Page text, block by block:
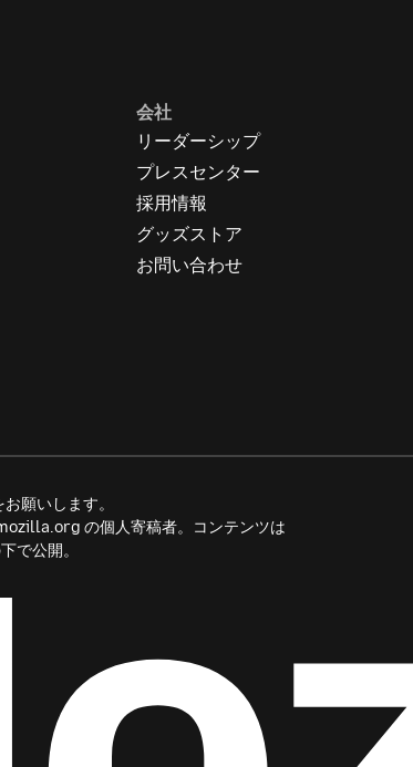
会社
リーダーシップ
プレスセンター
採用情報
グッズストア
お問い合わせ
願いします。
の個人寄稿者。コンテンツは
で公開。